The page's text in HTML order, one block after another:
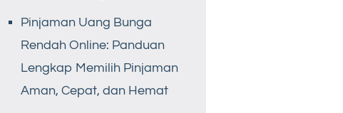
Pinjaman Uang Bunga
Rendah Online: Panduan
Lengkap Memilih Pinjaman
Aman, Cepat, dan Hemat